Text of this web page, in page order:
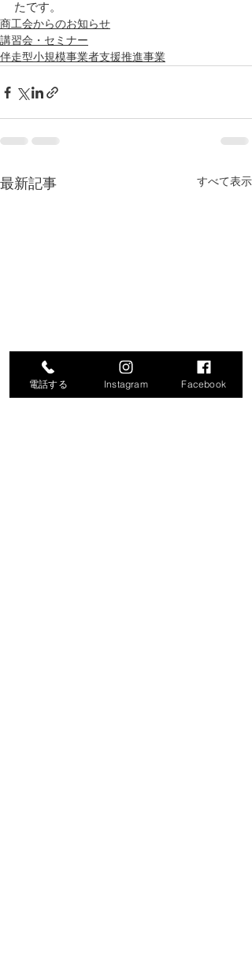
たです。
商工会からのお知らせ
講習会・セミナー
伴走型小規模事業者支援推進事業
最新記事 すべて表示
電話する Instagram Facebook